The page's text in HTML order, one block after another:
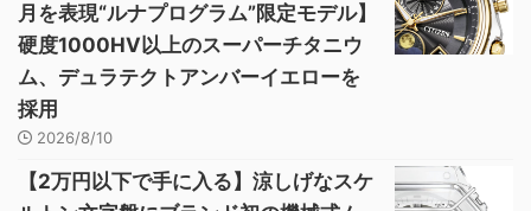
月を表現“ルナプログラム”限定モデル】
硬度1000HV以上のスーパーチタニウ
ム、デュラテクトアンバーイエローを
採用
2026/8/10
【2万円以下で手に入る】涼しげなスケ